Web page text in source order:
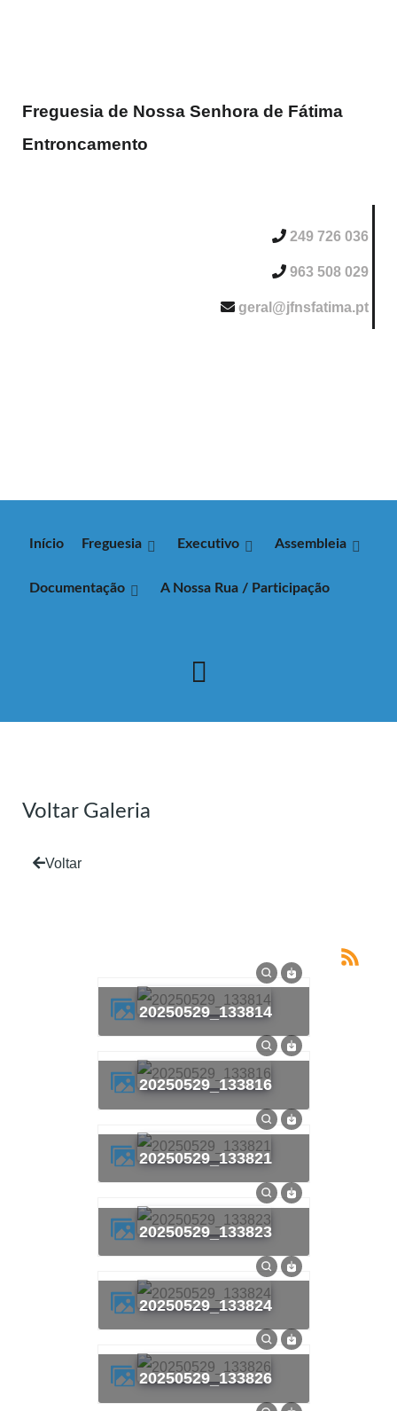
Freguesia de Nossa Senhora de Fátima
Entroncamento
249 726 036
963 508 029
geral@jfnsfatima.pt
Início Freguesia Executivo Assembleia
Documentação A Nossa Rua / Participação
Voltar Galeria
Voltar
20250529_133814
20250529_133816
20250529_133821
20250529_133823
20250529_133824
20250529_133826